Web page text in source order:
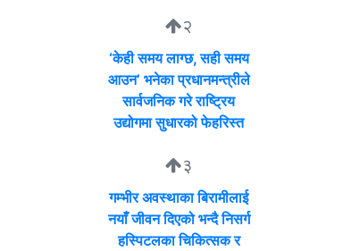
२
‘केही समय लाग्छ, सही समय
आउन’ भनेका प्रधानमन्त्रीले
सार्वजनिक गरे राष्ट्रिय
उद्योगमा सुधारको फेहरिस्त
३
गम्भीर अवस्थाका बिरामीलाई
नयाँ जीवन दिएको भन्दै निसर्ग
हस्पिटलका चिकित्सक र